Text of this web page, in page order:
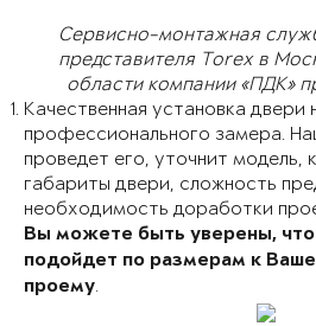
Сервисно-монтажная
представителя Torex в
области компании «ПДК»
Качественная установка двери
профессионального замера.
проведет его, уточнит модель,
габариты двери, сложность
необходимость доработки
Вы можете быть уверены,
подойдет по размерам к
проему.